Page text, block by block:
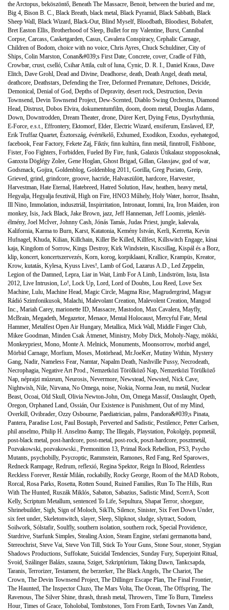
the Arctopus, beköszöntő, Beneath The Massacre, Benoit, between the buried and me,
Big 4, Bison B. C., Black Breath, black metal, Black Pyramid, Black Sabbath, Black
Sheep Wall, Black Wizard, Black-Out, Blind Myself, Bloodbath, Bloodiest, Bobafett,
Bret Easton Ellis, Brotherhood of Sleep, Bullet for my Valentine, Burst, Cannibal
Corpse, Carcass, Casketgarden, Casus, Cavalera Conspiracy, Cephalic Carnage,
Children of Bodom, choice with no voice, Chris Ayres, Chuck Schuldiner, City of
Ships, Colin Marston, Conan&#039;s First Date, Concrete, cover, Cradle of Filth,
Crowbar, crust, cselló, Csihar Attila, cult of luna, Cynic, D. R. I., Daniel Kraus, Dave
Elitch, Dave Grohl, Dead and Divine, Deadhorse, death, Death Angel, death metal,
deathcore, Deathstars, Defending the Tree, Deformed Premature, Deftones, Deicide,
Demonical, Denial of God, Depths of Depravity, desert rock, Destruction, Devin
Townsend, Devin Townsend Project, Dew-Scented, Diablo Swing Orchestra, Diamond
Head, Distrust, Dobos Elvira, dokumentumfilm, doom, doom metal, Douglas Adams,
Down, Downtrodden, Dream Theater, drone, Dürer Kert, Dying Fetus, Dysrhythmia,
E-Force, e.s.t., Effrontery, Ektomorf, Elder, Electric Wizard, ensiferum, Enslaved, EP,
Erik Truffaz Quartet, Észtország, évértékelő, Exhumed, Exodikon, Exodus, eyehategod,
facebook, Fear Factory, Fekete Zaj, Fiktív, finn kultúra, finn metál, finntroll, Fishbone,
Fister, Foo Fighters, Forbidden, Fueled By Fire, funk, Galaxis Útikalauz stopposoknak,
Ganxsta Döglégy Zolee, Gene Hoglan, Ghost Brigad, Gillan, Glassjaw, god of war,
Godsmack, Gojira, Goldenblog, Goldenblog 2011, Gorilla, Greg Puciato, Greip,
Grieved, grind, grindcore, groove, hacride, Halvaszülött, hardcore, Harvester,
Harvestman, Hate Eternal, Hatebreed, Hatred Solution, Haw, heathen, heavy metal,
Hegyalja, Hegyalja fesztivál, High on Fire, HNO3 Műhely, Holy Water, horror, Ihsahn,
Ill Nino, Immolation, indusztriál, Inspirritation, Intronaut, Iommi, Ira, Iron Maiden, iron
monkey, Isis, Jack Black, Jake Brown, jazz, Jeff Hanneman, Jeff Loomis, jelenlét-
élmény, Joel McIver, Johnny Cash, Jónás Tamás, Judas Priest, jungle, kalevala,
Kalifornia, Karma to Burn, Karst, Katatonia, Kemény István, Kerli, Kerretta, Kevin
Hufnagel, Khuda, Kilian, Killchain, Killer Be Killed, Killfest, Killswitch Engage, kínai
kaja, Kingdom of Sorrow, Kings Destroy, Kirk Windstein, Kiscsillag, Kispál és a Borz,
klip, koncert, koncertszervezés, Korn, korog, korpiklaani, Krallice, Krampüs, Kreator,
Krow, kutatás, Kylesa, Kyuss Lives!, Lamb of God, Lazarus A.D., Led Zeppelin,
Legion of the Damned, Lepra, Liar in Wait, Limb For A Limb, Lindström, lista, lista
2012, Live Intrusion, Lo!, Lock Up, Lord, Lord of Doubts, Lou Reed, Love Sex
Machine, Lulu, Machine Head, Magic Circle, Magma Rise, Magrudergrind, Magyar
Rádió Szimfonikusok, Malachi, Malevolant Creation, Malevolent Creation, Mangod
Inc., Mariah Carey, marionette ID, Massacre, Mastodon, Max Cavalera, Mayfly,
McBrain, Megadeth, Megazetor, Menace, Mental Holocaust, Mercyful Fate, Metal
Hammer, Metalfest Open Air Hungary, Metallica, Mick Wall, Middle Finger Club,
Mikee Goodman, Minden Csak Átmenet, Ministry, Moby Dick, Moholy-Nagy, mökki,
Monkeypriest, Mono, Monte A. Melnick, Monuments, Moonsorrow, morbid angel,
Mörbid Carnage, Morfium, Moses, Motörhead, Mr.JoeKer, Mutiny Within, Mystery
Gang, Nadir, Nameless Fear, Namtar, Napalm Death, Nashville Pussy, Necrodeath,
Necrophagia, Negative Art Prod., Nemzetközi Törölköző Nap, Nemzetközi Törülköző
Nap, néprajzi múzeum, Neurosis, Nevermore, Newstead, Newsted, Nick Cave,
Nightwish, Nile, Nirvana, No Omega, noise, Nokia, Norma Jean, nu metál, Nuclear
Beast, Ocoai, Old Skull, Olivia Newton-John, Om, Omega Massif, Onslaught, Opeth,
Oregon, Orphaned Land, Ossián, Our Existence is Punishment, Out of my Mind,
Overkill, Ovibrader, Ozzy Osbourne, Paediatrician, palms, Pandora&#039;s Pinata,
Pantera, Paradise Lost, Paul Bostaph, Perverted and Sadistic, Pestilence, Petter Carlsen,
phil anselmo, Philip H. Anselmo &amp; The Illegals, Playstation, Pokolgép, popmetál,
post-black metal, post-hardcore, post-metal, post-rock, poszt-hardcore, posztmetál,
Pozvakowski, pozvakowski., Premonition 13, Primal Rock Rebellion, PS3, Psycho
Mutants, psychobilly, Psycroptic, Rammstein, Ramones, Red Fang, Red Sparowes,
Redneck Rampage, Redrum, reflexió, Regina Spektor, Reign In Blood, Relentless
Reckless Forever, Restár Milán, rockabilly, Rocky George, Room of the MAD Robots,
Rorcal, Rosa Parks, Rosetta, Rotten Sound, Ruined Families, Run To The Hills, Run
With The Hunted, Ruszák Miklós, Sabaton, Sabazius, Sadistic Mind, ScerrA, Scott
Kelly, Scriptum Metallum, sentenced To Life, Sepultura, Shapat Terror, shoegaze,
Shrinebuilder, Sigh, Sign of Moloch, SikTh, Silence, Sinister, Six Feet Down Under,
six feet under, Skeletonwitch, slayer, Sleep, Slipknot, sludge, slytract, Sodom,
Soilwork, Sólstafir, Soulfly, southern isolation, southern rock, Special Providence,
Stardrive, Starfunk Simples, Stealing Axion, Steam Engine, stefani germanotta band,
Stereochrist, Steve Vai, Steve Von Till, Stick To Your Guns, Stone Sour, stoner, Stygian
Shadows Productions, Suffokate, Suicidal Tendencies, Sunday Fury, Superjoint Ritual,
Svoid, Szálinger Balázs, szauna, Sziget, Szkriptórium, Taking Dawn, Tankcsapda,
Taranis, Terrorizer, Testament, the berzerker, The Black Angels, The Chariot, The
Crown, The Devin Townsend Project, The Dillinger Escape Plan, The Final Frontier,
The Haunted, The Inspector Cluzo, The Mars Volta, The Ocean, The Offspring, The
Ravenous, The Silver Shine, thrash, thrash metal, Throwers, Time To Burn, Timeless
Hour, Times of Grace, Toholobal, Tombstones, Torn From Earth, Townes Van Zandt,